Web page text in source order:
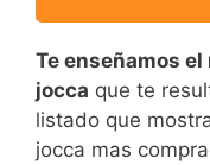
Te enseñamos
jocca que te
listado que
jocca mas